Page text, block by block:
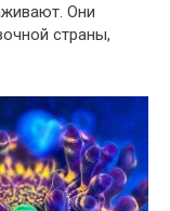
Они
страны,